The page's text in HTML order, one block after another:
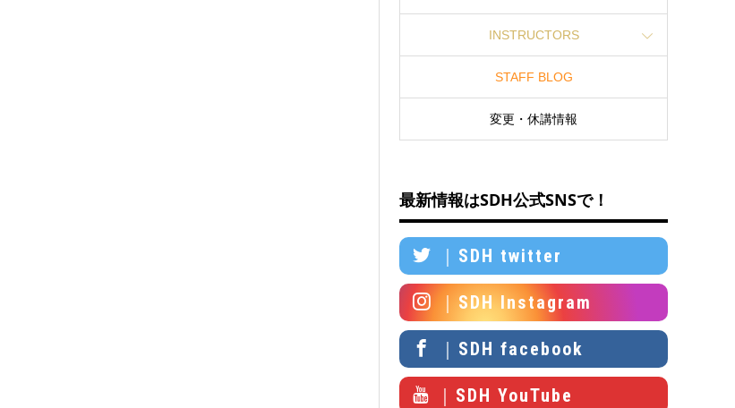
INSTRUCTORS
STAFF BLOG
変更・休講情報
最新情報はSDH公式SNSで！
｜SDH twitter
｜SDH Instagram
｜SDH facebook
｜SDH YouTube